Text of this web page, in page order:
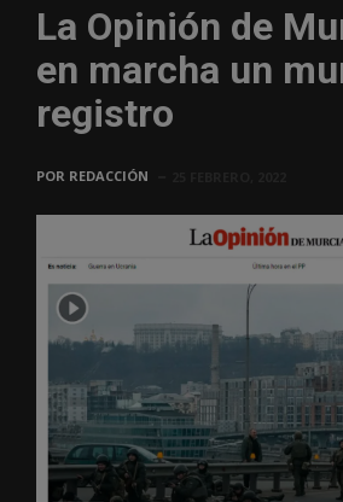
La Opinión de
en marcha un
registro
POR REDACCIÓN